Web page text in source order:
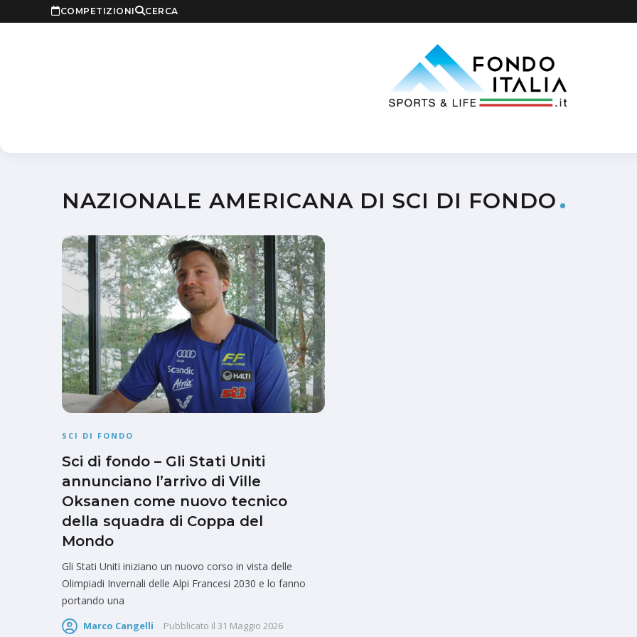
COMPETIZIONI CERCA
NAZIONALE AMERICANA DI SCI DI FONDO
SCI DI FONDO
Sci di fondo – Gli Stati Uniti
annunciano l’arrivo di Ville
Oksanen come nuovo tecnico
della squadra di Coppa del
Mondo
Gli Stati Uniti iniziano un nuovo corso in vista delle
Olimpiadi Invernali delle Alpi Francesi 2030 e lo fanno
portando una
Marco Cangelli Pubblicato il 31 Maggio 2026